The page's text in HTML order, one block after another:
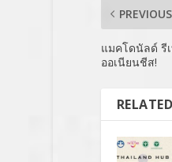
PREVIOUS
แมคโดนัลด์ รี
ออเนียนชีส!